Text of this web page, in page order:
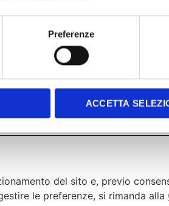
Preferenze
ACCETTA
legge o provvedimenti
senza esplicito
all’Estero
cloud, piattaforme di
garanzie previste dal GDPR,
del sito e, previo
le preferenze, si rimanda alla